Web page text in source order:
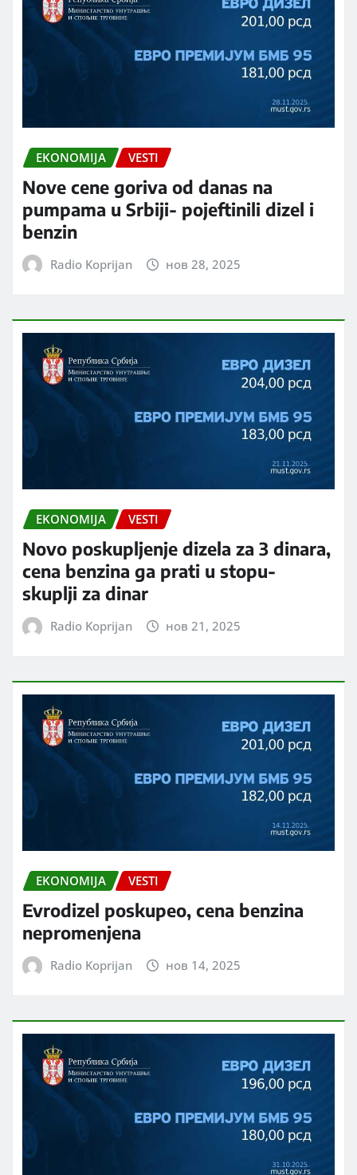
EKONOMIJA VESTI
Nove cene goriva od danas na
pumpama u Srbiji- pojeftinili dizel i
benzin
Radio Koprijan нов 28, 2025
EKONOMIJA VESTI
Novo poskupljenje dizela za 3 dinara,
cena benzina ga prati u stopu-
skuplji za dinar
Radio Koprijan нов 21, 2025
EKONOMIJA VESTI
Evrodizel poskupeo, cena benzina
nepromenjena
Radio Koprijan нов 14, 2025